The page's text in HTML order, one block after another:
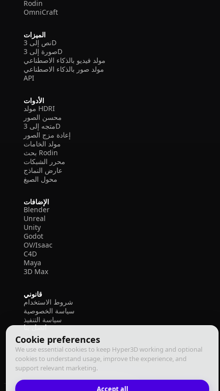
Cookie preferences
We use essential cookies to keep Hyper3D working and optional
cookies to understand usage, improve the experience, and
support relevant marketing.
Accept all
Rodin
OmniCraft
الميزات
نص إلى 3D
صورة إلى 3D
مولد فيديو بالذكاء الاصطناعي
مولد صور بالذكاء الاصطناعي
API
الأدوات
مولد HDRI
محسن الصور
متجه إلى 3D
إعادة مزج الصور
مولد الخامات
بحث Rodin
محرر الشبكات
عارض النماذج
محول الصيغ
الإضافات
Blender
Unreal
Unity
Godot
OV/Isaac
C4D
Maya
3D Max
قانوني
شروط الاستخدام
سياسة الخصوصية
سياسة التنفيذ
اتصل بنا